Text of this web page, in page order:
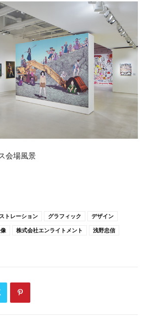
会場風景
トレーション グラフィック
デザイン
株式会社エンライトメント
浅野忠信